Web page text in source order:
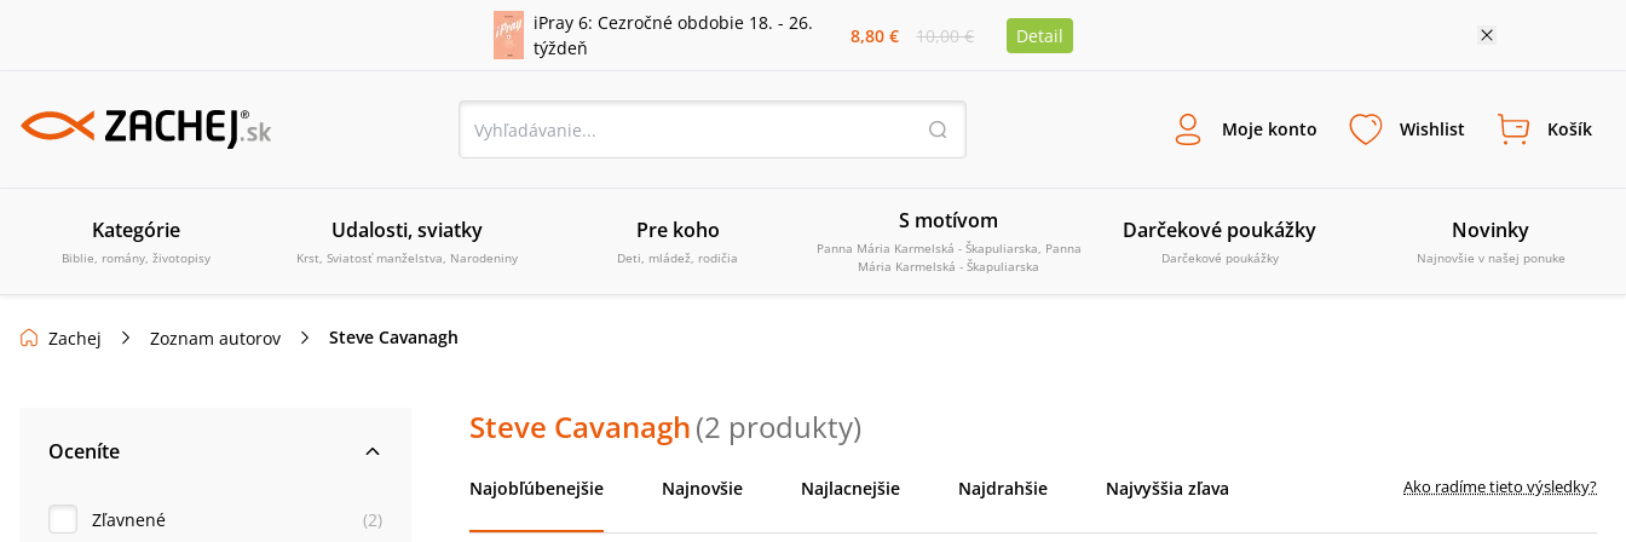
iPray 6: Cezročné obdobie 18. - 26.
týždeň
8,80 € 10,00 € Detail
Moje konto Wishlist Košík
Kategórie
Biblie, romány, životopisy
Udalosti, sviatky
Krst, Sviatosť manželstva, Narodeniny
Pre koho
Deti, mládež, rodičia
S motívom
Panna Mária Karmelská - Škapuliarska, Panna
Mária Karmelská - Škapuliarska
Darčekové poukážky
Darčekové poukážky
Novinky
Najnovšie v našej ponuke
Zachej Zoznam autorov Steve Cavanagh
Oceníte
Zľavnené (2)
Steve Cavanagh(2 produkty)
Najobľúbenejšie Najnovšie Najlacnejšie Najdrahšie Najvyššia zľava Ako radíme tieto výsledky?